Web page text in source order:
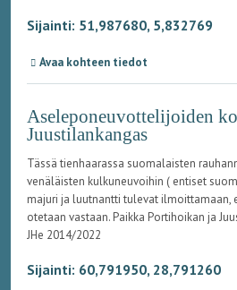
Sijainti: 51,987680, 5,832769
Avaa kohteen tiedot
Aseleponeuvottelijoiden
Juustilankangas
Tässä tienhaarassa suomalaisten
venäläisten kulkuneuvoihin ( entiset
majuri ja luutnantti tulevat ilmoittamaan,
otetaan vastaan. Paikka Portihoikan ja
JHe 2014/2022
Sijainti: 60,791950, 28,791260